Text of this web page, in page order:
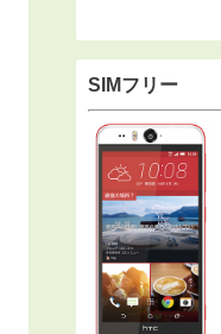
SIMフリー